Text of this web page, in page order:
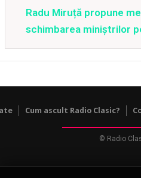
Radu Miruță propune
schimbarea miniștrilor
Cum ascult Radio Clasic?
© Radio